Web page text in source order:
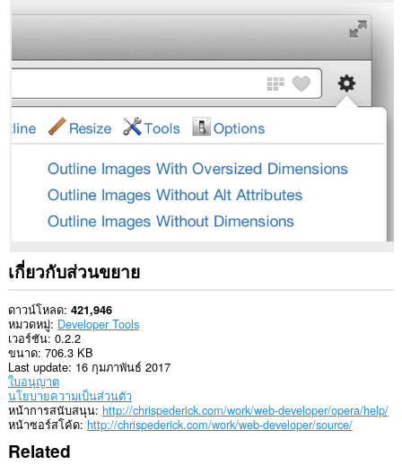
เข้า
ของ
คุณ
เว็บไซต์
This
extension
ส่วน
ขยาย
นี้
สามารถ
อ่าน
และ
ปรับ
เปลี่ยน
ประวัติการ
ท่อง
เว็บ
ของ
คุณ
เกี่ยวกับส่วนขยาย
ดาวน์โหลด 421,946
หมวดหมู่ Developer Tools
เวอร์ชัน 0.2.2
ขนาด 706.3 KB
Last update 16 กุมภาพันธ์ 2017
ใบอนุญาต
นโยบายความเป็นส่วนตัว
หน้าการสนับสนุน http://chrispederick.com/work/web-developer/opera/help/
หน้าซอร์สโค้ด http://chrispederick.com/work/web-developer/source/
Related